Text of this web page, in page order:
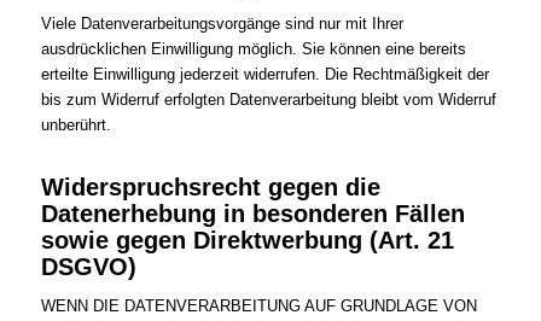
Viele Datenverarbeitungsvorgänge sind nur mit Ihrer
ausdrücklichen Einwilligung möglich. Sie können eine bereits
erteilte Einwilligung jederzeit widerrufen. Die Rechtmäßigkeit der
bis zum Widerruf erfolgten Datenverarbeitung bleibt vom Widerruf
unberührt.
Widerspruchsrecht gegen die
Datenerhebung in besonderen Fällen
sowie gegen Direktwerbung (Art. 21
DSGVO)
WENN DIE DATENVERARBEITUNG AUF GRUNDLAGE VON